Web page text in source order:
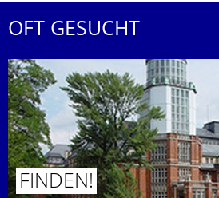
OFT GESUCHT
FINDEN!